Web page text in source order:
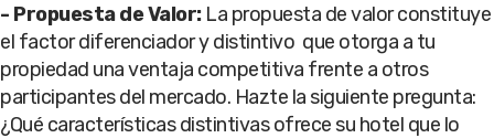
- Propuesta de Valor:La propuesta de valor constituye
el factor diferenciador y distintivo que otorga a tu
propiedad una ventaja competitiva frente a otros
participantes del mercado. Hazte la siguiente pregunta:
¿Qué características distintivas ofrece su hotel que lo